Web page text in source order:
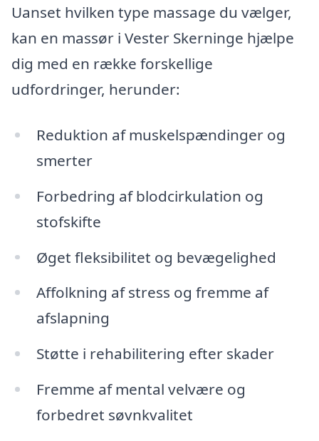
Uanset hvilken type massage du vælger,
kan en massør i Vester Skerninge hjælpe
dig med en række forskellige
udfordringer, herunder:
Reduktion af muskelspændinger og
smerter
Forbedring af blodcirkulation og
stofskifte
Øget fleksibilitet og bevægelighed
Affolkning af stress og fremme af
afslapning
Støtte i rehabilitering efter skader
Fremme af mental velvære og
forbedret søvnkvalitet